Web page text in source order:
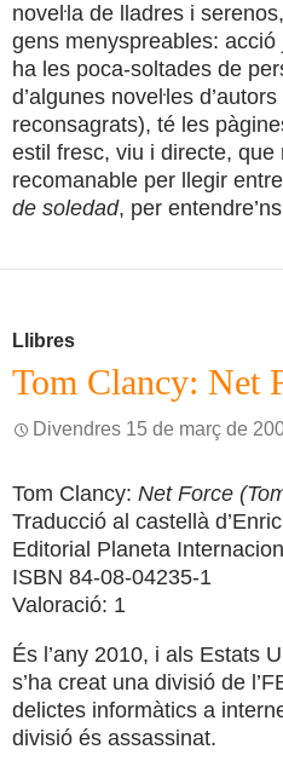
noveŀla de lladres i
gens menyspreables:
ha les poca-soltades de
d’algunes noveŀles
reconsagrats), té les
estil fresc, viu i directe, que
recomanable per llegir entre
de soledad, per
Llibres
Tom Clancy: Net
Divendres 15 de març de
Tom Clancy: Net Force
Traducció al castellà
Editorial Planeta
ISBN 84-08-04235-1
Valoració: 1
És l’any 2010, i als Estats
s’ha creat una divisió de
delictes informàtics a
divisió és assassinat.